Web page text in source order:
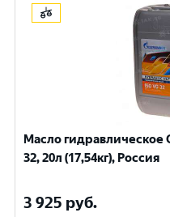
Масло гидравлическое
32, 20л (17,54кг), Россия
3 925 руб.